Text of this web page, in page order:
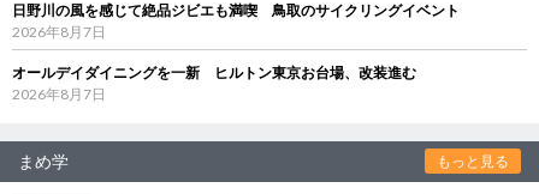
日野川の風を感じて絶品ジビエも満喫 鳥取のサイクリングイベント
2026年8月7日
オールデイダイニングを一新 ヒルトン東京お台場、改装進む
2026年8月7日
まめ学 もっと見る